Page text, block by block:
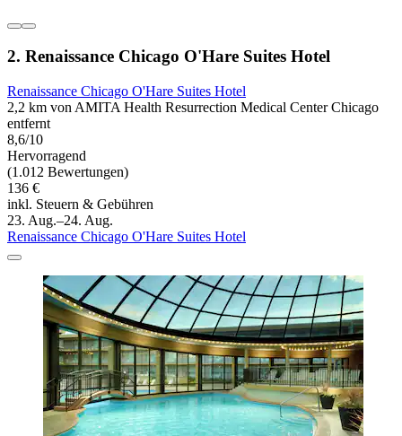
2. Renaissance Chicago O'Hare Suites Hotel
Renaissance Chicago O'Hare Suites Hotel
2,2 km von AMITA Health Resurrection Medical Center Chicago
entfernt
8,6/10
Hervorragend
(1.012 Bewertungen)
136 €
inkl. Steuern & Gebühren
23. Aug.–24. Aug.
Renaissance Chicago O'Hare Suites Hotel